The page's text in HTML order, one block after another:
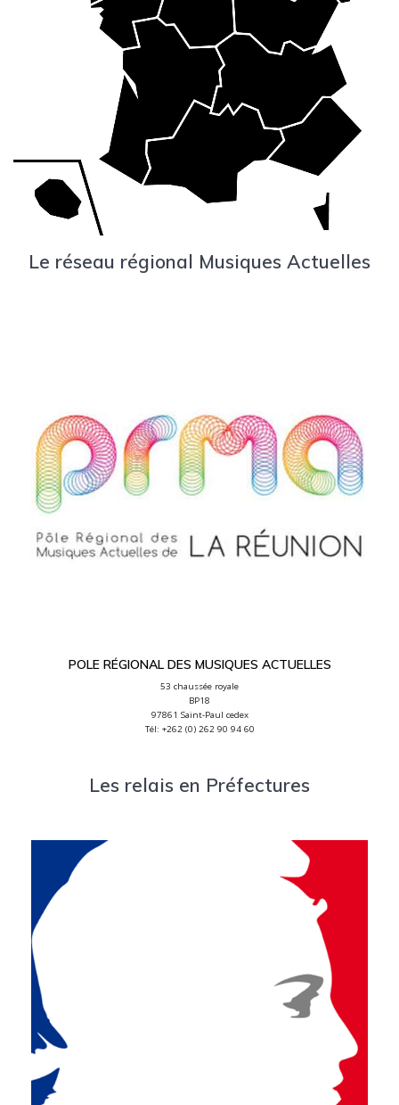
Le réseau régional Musiques Actuelles
POLE RÉGIONAL DES MUSIQUES ACTUELLES
53 chaussée royale
BP18
97861 Saint-Paul cedex
Tél: +262 (0) 262 90 94 60
Les relais en Préfectures